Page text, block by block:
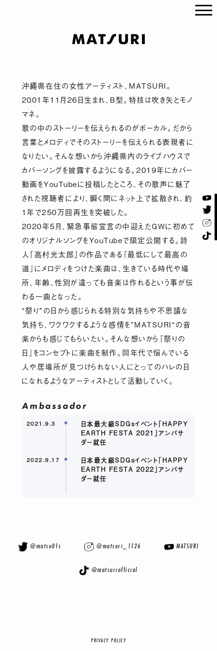
NEWS
SCHEDULE
PROFILE
RELEASE
NOTE
GOODS SHOP
CONTACT
沖縄県在住の女性アーティスト、MATSURI。
2001年11月26日生まれ、B型。特技は吹き矢とモノ
マネ。
歌の中のストーリーを伝えられるのがボーカル。だから
言葉とメロディでそのストーリーを伝えられる表現者に
なりたい。そんな想いから沖縄県内のライブハウスで
カバーソングを披露するようになる。2019年にカバー
動画をYouTubeに投稿したところ、その歌声に魅了
された視聴者により、瞬く間にネット上で拡散され、約
1年で250万回再生を突破した。
2020年5月、緊急事態宣言の中迎えたGWに初めて
のオリジナルソングをYouTubeで限定公開する。詩
人「高村光太郎」の作品である『最低にして最高の
道』にメロディをつけた楽曲は、生きている時代や場
所、年齢、性別が違っても音楽は作れるという事が伝
わる一曲となった。
“祭り”の日から感じられる特別な気持ちや不思議な
気持ち、ワクワクするような感情を”MATSURI“の音
楽からも感じてもらいたい。そんな想いから『祭りの
日』をコンセプトに楽曲を制作。同年代で悩んでいる
人や居場所が見つけられない人にとってのハレの日
になれるようなアーティストとして活動していく。
Ambassador
2021.9.3
日本最大級SDGsイベント「HAPPY
EARTH FESTA 2021」アンバサ
ダー就任
2022.9.17
日本最大級SDGsイベント「HAPPY
EARTH FESTA 2022」アンバサ
ダー就任
@matsu01s @matsuri_1126 MATSURI
@matsuriofficial
PRIVACY POLICY